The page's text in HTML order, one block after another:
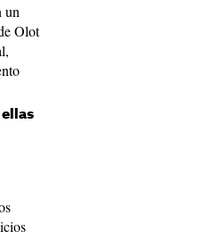
un
Olot
ellas